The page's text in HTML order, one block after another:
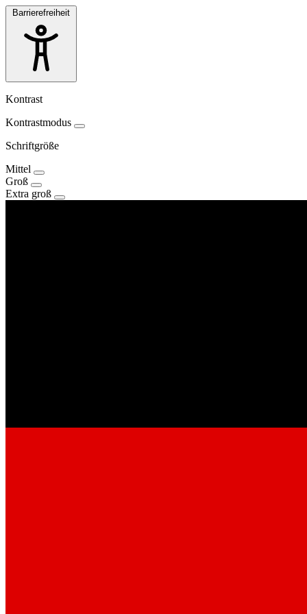
Barrierefreiheit
Kontrast
Kontrastmodus
Schriftgröße
Mittel
Groß
Extra groß